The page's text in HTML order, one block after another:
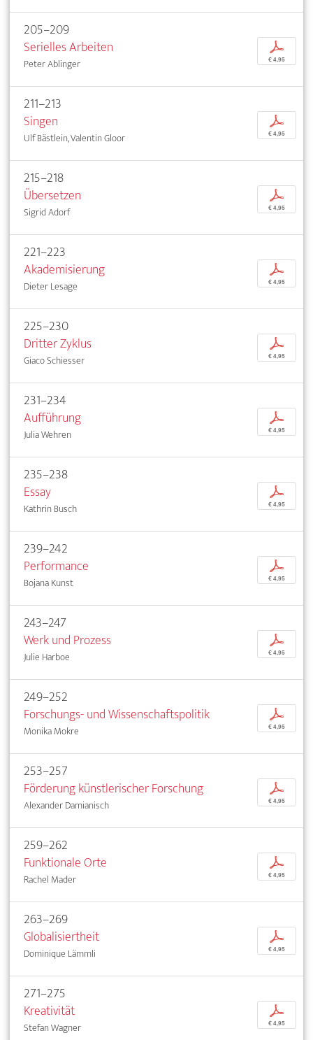
205–209
Serielles Arbeiten
Peter Ablinger
p
€ 4,95
211–213
Singen
Ulf Bästlein, Valentin Gloor
p
€ 4,95
215–218
Übersetzen
Sigrid Adorf
p
€ 4,95
221–223
Akademisierung
Dieter Lesage
p
€ 4,95
225–230
Dritter Zyklus
Giaco Schiesser
p
€ 4,95
231–234
Aufführung
Julia Wehren
p
€ 4,95
235–238
Essay
Kathrin Busch
p
€ 4,95
239–242
Performance
Bojana Kunst
p
€ 4,95
243–247
Werk und Prozess
Julie Harboe
p
€ 4,95
249–252
Forschungs- und Wissenschaftspolitik
Monika Mokre
p
€ 4,95
253–257
Förderung künstlerischer Forschung
Alexander Damianisch
p
€ 4,95
259–262
Funktionale Orte
Rachel Mader
p
€ 4,95
263–269
Globalisiertheit
Dominique Lämmli
p
€ 4,95
271–275
Kreativität
Stefan Wagner
p
€ 4,95